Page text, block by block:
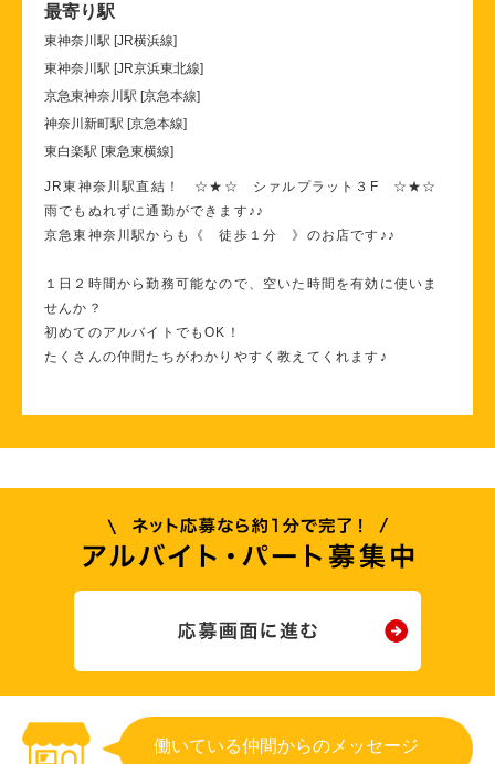
最寄り駅
東神奈川駅 [JR横浜線]
東神奈川駅 [JR京浜東北線]
京急東神奈川駅 [京急本線]
神奈川新町駅 [京急本線]
東白楽駅 [東急東横線]
JR東神奈川駅直結！ ☆★☆ シァルプラット３F ☆★☆
雨でもぬれずに通勤ができます♪♪
京急東神奈川駅からも《 徒歩１分 》のお店です♪♪
１日２時間から勤務可能なので、空いた時間を有効に使いま
せんか？
初めてのアルバイトでもOK！
たくさんの仲間たちがわかりやすく教えてくれます♪
働いている仲間からのメッセージ